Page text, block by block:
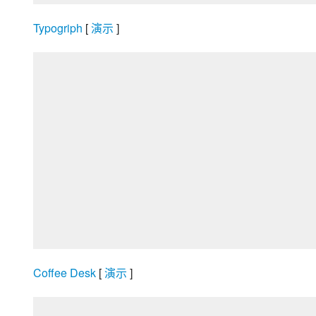
Typogriph [ 演示 ]
Coffee Desk [ 演示 ]